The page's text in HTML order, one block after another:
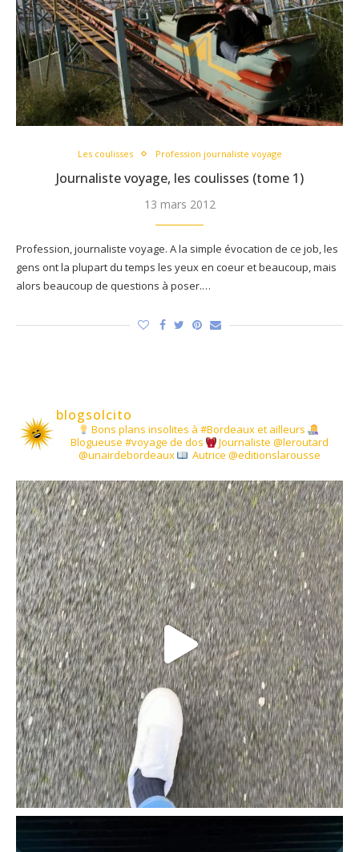
Les coulisses Profession journaliste voyage
Journaliste voyage, les coulisses (tome 1)
13 mars 2012
Profession, journaliste voyage. A la simple évocation de ce job, les
gens ont la plupart du temps les yeux en coeur et beaucoup, mais
alors beaucoup de questions à poser.…
blogsolcito
Bons plans insolites à #Bordeaux et ailleurs
Blogueuse #voyage de dos
Journaliste @leroutard
@unairdebordeaux
Autrice @editionslarousse